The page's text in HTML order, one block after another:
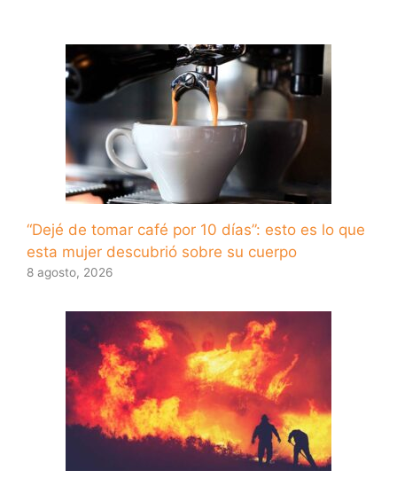
“Dejé de tomar café por 10 días”: esto es lo que
esta mujer descubrió sobre su cuerpo
8 agosto, 2026